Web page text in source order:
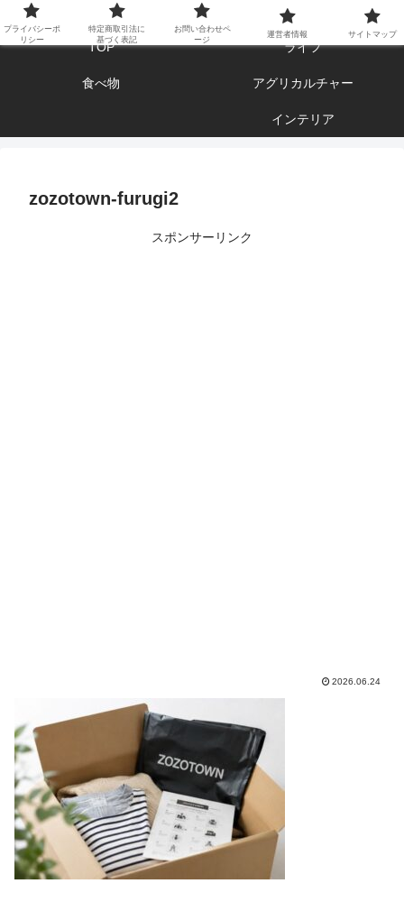
エンジョイ ブログライフ
TOP ライフ
食べ物 アグリカルチャー
インテリア
zozotown-furugi2
スポンサーリンク
2026.06.24
プライバシーポ
リシー
特定商取引法に
基づく表記
お問い合わせペ
ージ
運営者情報 サイトマップ